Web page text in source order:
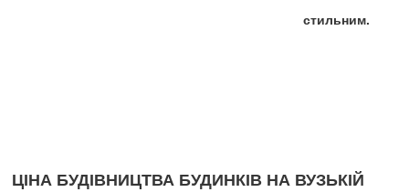
стильним.
ЦІНА БУДІВНИЦТВА БУДИНКІВ НА ВУЗЬКІЙ